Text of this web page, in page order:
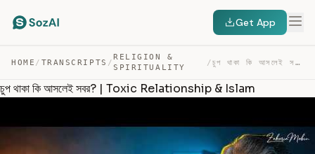
Get App
HOME / TRANSCRIPTS /
RELIGION &
SPIRITUALITY
/ চুপ থাকা কি আসলেই সবর? | TOXIC RELATIONSHIP & ISLAM — TRANSCRIPT
চুপ থাকা কি আসলেই সবর? | Toxic Relationship & Islam